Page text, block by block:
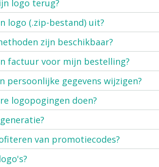
logo terug?
logo (.zip-bestand) uit?
zijn beschikbaar?
factuur voor mijn bestelling?
persoonlijke gegevens wijzigen?
logopogingen doen?
van promotiecodes?